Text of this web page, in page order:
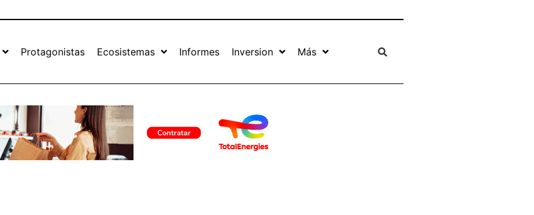
Protagonistas Ecosistemas Informes Inversion Más